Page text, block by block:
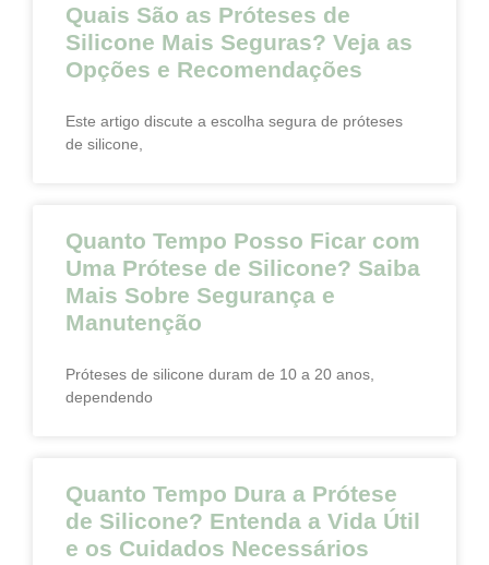
Quais São as Próteses de
Silicone Mais Seguras? Veja as
Opções e Recomendações
Este artigo discute a escolha segura de próteses
de silicone,
Quanto Tempo Posso Ficar com
Uma Prótese de Silicone? Saiba
Mais Sobre Segurança e
Manutenção
Próteses de silicone duram de 10 a 20 anos,
dependendo
Quanto Tempo Dura a Prótese
de Silicone? Entenda a Vida Útil
e os Cuidados Necessários